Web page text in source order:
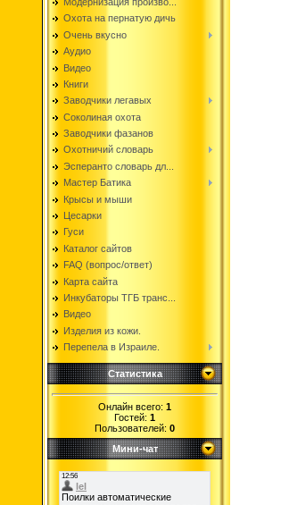
Охота на пернатую дичь
Очень вкусно
Аудио
Видео
Книги
Заводчики легавых
Соколиная охота
Заводчики фазанов
Охотничий словарь
Эсперанто словарь дл...
Мастер Батика
Крысы и мыши
Цесарки
Гуси
Каталог сайтов
FAQ (вопрос/ответ)
Карта сайта
Инкубаторы ТГБ транс...
Видео
Изделия из кожи.
Перепела в Израиле.
Статистика
Онлайн всего: 1
Гостей: 1
Пользователей: 0
Мини-чат